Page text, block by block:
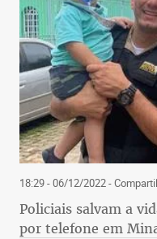
18:29 - 06/12/2022-
Policiais salvam a
por telefone em